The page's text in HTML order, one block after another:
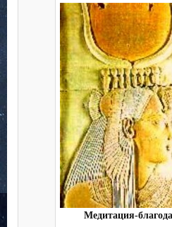
Медитация-